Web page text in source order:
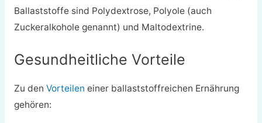
Ballaststoffe sind Polydextrose, Polyole (auch
Zuckeralkohole genannt) und Maltodextrine.
Gesundheitliche Vorteile
Zu den Vorteilen einer ballaststoffreichen Ernährung
gehören: